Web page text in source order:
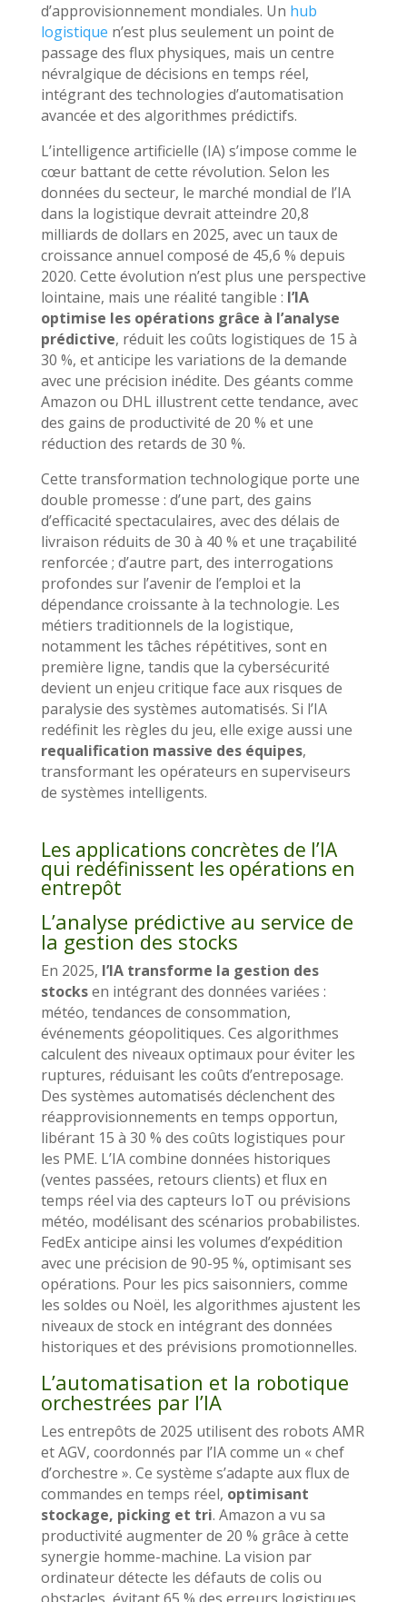
d’approvisionnement mondiales. Un hub
logistique n’est plus seulement un point de
passage des flux physiques, mais un centre
névralgique de décisions en temps réel,
intégrant des technologies d’automatisation
avancée et des algorithmes prédictifs.
L’intelligence artificielle (IA) s’impose comme le
cœur battant de cette révolution. Selon les
données du secteur, le marché mondial de l’IA
dans la logistique devrait atteindre 20,8
milliards de dollars en 2025, avec un taux de
croissance annuel composé de 45,6 % depuis
2020. Cette évolution n’est plus une perspective
lointaine, mais une réalité tangible : l’IA
optimise les opérations grâce à l’analyse
prédictive, réduit les coûts logistiques de 15 à
30 %, et anticipe les variations de la demande
avec une précision inédite. Des géants comme
Amazon ou DHL illustrent cette tendance, avec
des gains de productivité de 20 % et une
réduction des retards de 30 %.
Cette transformation technologique porte une
double promesse : d’une part, des gains
d’efficacité spectaculaires, avec des délais de
livraison réduits de 30 à 40 % et une traçabilité
renforcée ; d’autre part, des interrogations
profondes sur l’avenir de l’emploi et la
dépendance croissante à la technologie. Les
métiers traditionnels de la logistique,
notamment les tâches répétitives, sont en
première ligne, tandis que la cybersécurité
devient un enjeu critique face aux risques de
paralysie des systèmes automatisés. Si l’IA
redéfinit les règles du jeu, elle exige aussi une
requalification massive des équipes,
transformant les opérateurs en superviseurs
de systèmes intelligents.
Les applications concrètes de l’IA
qui redéfinissent les opérations en
entrepôt
L’analyse prédictive au service de
la gestion des stocks
En 2025, l’IA transforme la gestion des
stocksen intégrant des données variées :
météo, tendances de consommation,
événements géopolitiques. Ces algorithmes
calculent des niveaux optimaux pour éviter les
ruptures, réduisant les coûts d’entreposage.
Des systèmes automatisés déclenchent des
réapprovisionnements en temps opportun,
libérant 15 à 30 % des coûts logistiques pour
les PME. L’IA combine données historiques
(ventes passées, retours clients) et flux en
temps réel via des capteurs IoT ou prévisions
météo, modélisant des scénarios probabilistes.
FedEx anticipe ainsi les volumes d’expédition
avec une précision de 90-95 %, optimisant ses
opérations. Pour les pics saisonniers, comme
les soldes ou Noël, les algorithmes ajustent les
niveaux de stock en intégrant des données
historiques et des prévisions promotionnelles.
L’automatisation et la robotique
orchestrées par l’IA
Les entrepôts de 2025 utilisent des robots AMR
et AGV, coordonnés par l’IA comme un « chef
d’orchestre ». Ce système s’adapte aux flux de
commandes en temps réel, optimisant
stockage, picking et tri. Amazon a vu sa
productivité augmenter de 20 % grâce à cette
synergie homme-machine. La vision par
ordinateur détecte les défauts de colis ou